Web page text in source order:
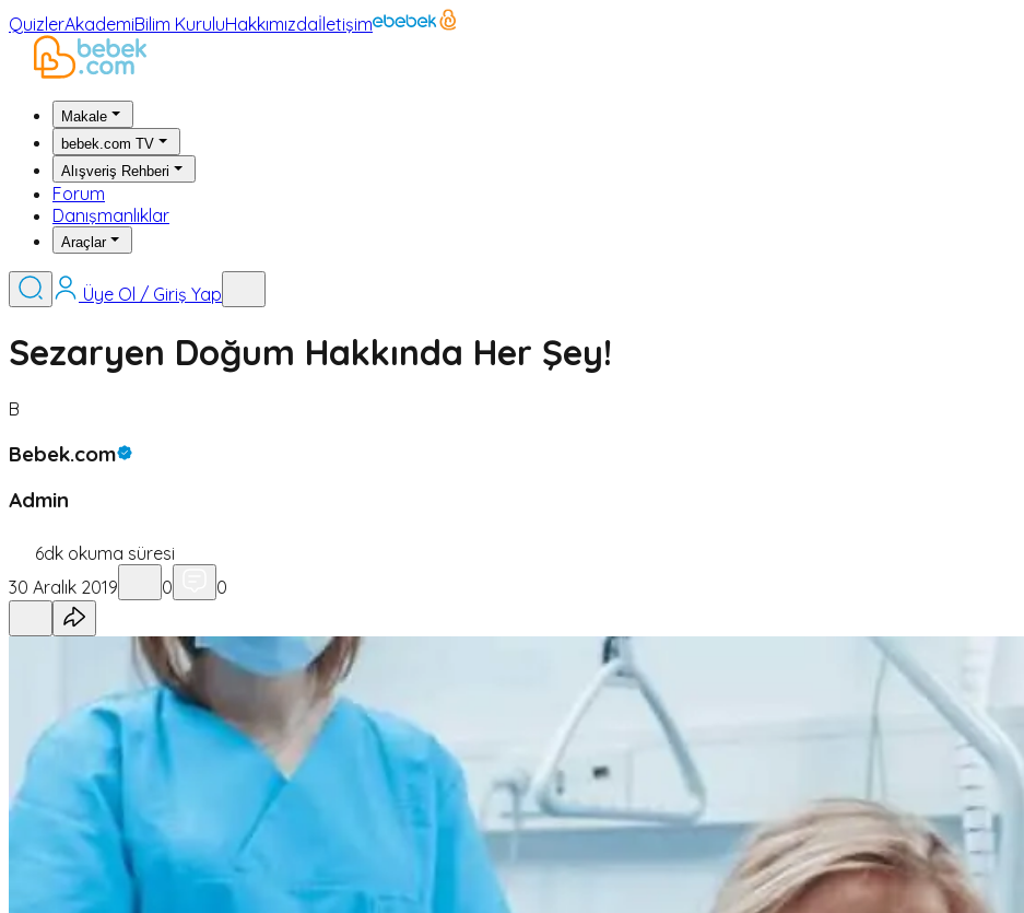
QuizlerAkademiBilim KuruluHakkımızdaİletişim
Makale
bebek.com TV
Alışveriş Rehberi
Forum
Danışmanlıklar
Araçlar
Üye Ol / Giriş Yap
Sezaryen Doğum Hakkında Her Şey!
B
Bebek.com
Admin
6dk okuma süresi
30 Aralık 2019
0 0